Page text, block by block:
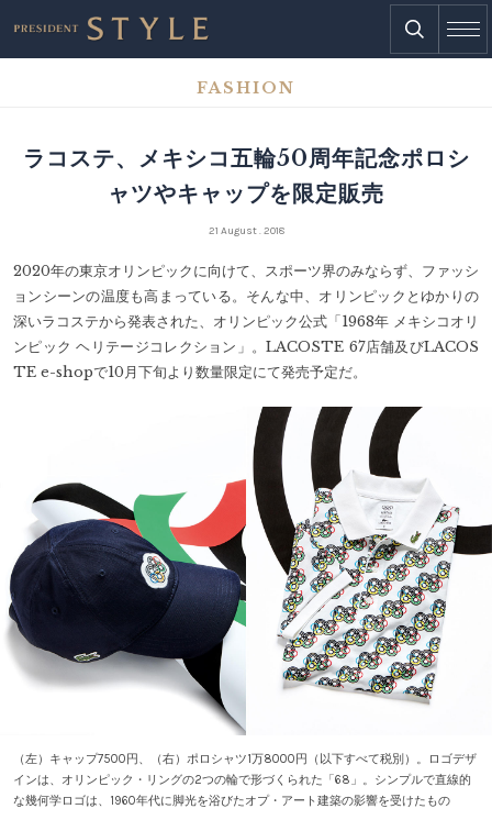
FASHION
ラコステ、メキシコ五輪50周年記念ポロシ
ャツやキャップを限定販売
21 August . 2018
2020年の東京オリンピックに向けて、スポーツ界のみならず、ファッシ
ョンシーンの温度も高まっている。そんな中、オリンピックとゆかりの
深いラコステから発表された、オリンピック公式「1968年 メキシコオリ
ンピック ヘリテージコレクション」。LACOSTE 67店舗及びLACOS
TE e-shopで10月下旬より数量限定にて発売予定だ。
（左）キャップ7500円、（右）ポロシャツ1万8000円（以下すべて税別）。ロゴデザ
インは、オリンピック・リングの2つの輪で形づくられた「68」。シンプルで直線的
な幾何学ロゴは、1960年代に脚光を浴びたオプ・アート建築の影響を受けたもの